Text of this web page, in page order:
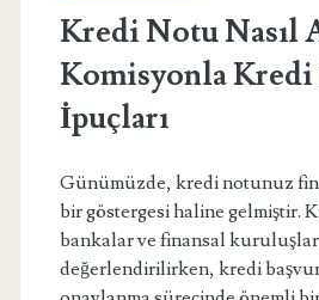
Kredi Notu Nasıl
Komisyonla
İpuçları
Günümüzde, kredi notunuz
bir göstergesi haline gelmiştir.
bankalar ve finansal
değerlendirilirken, kredi